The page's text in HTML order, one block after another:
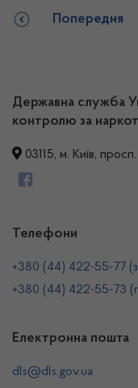
Попередня
Державна служба
контролю за
03115, м. Київ,
Телефони
+380 (44) 422-55-77
+380 (44) 422-55-73
Електронна пошта
dls@dls.gov.ua